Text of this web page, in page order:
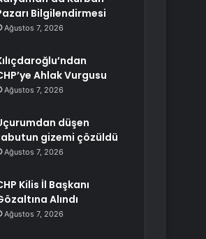
Bilgilendirmesi
Ağustos 7, 2026
Ahlak Vurgusu
Ağustos 7, 2026
düşen
gizemi çözüldü
Ağustos 7, 2026
Kilis İl Başkanı
Alındı
Ağustos 7, 2026